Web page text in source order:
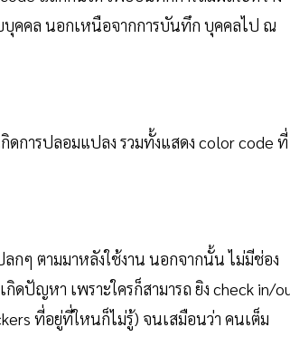
คคล นอกเหนือจากการบันทึก บุคคลไป ณ
ดการปลอมแปลง รวมทั้งแสดง color code ที่
กๆ ตามมาหลังใช้งาน นอกจากนั้น ไม่มีช่อง
ปัญหา เพราะใครก็สามารถ ยิง check in/
ที่อยู่ที่ใหนก็ไม่รู้) จนเสมือนว่า คนเต็ม